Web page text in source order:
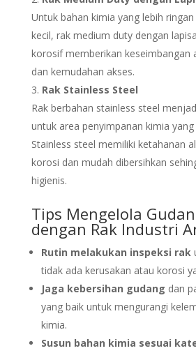
Untuk bahan kimia yang lebih
kecil, rak medium duty dengan
korosif memberikan keseimbangan
dan kemudahan akses.
Rak Stainless Steel
Rak berbahan stainless steel
untuk area penyimpanan kimia
Stainless steel memiliki ketahanan
korosi dan mudah dibersihkan
higienis.
Tips Mengelola
dengan Rak Industri
Rutin melakukan inspeksi rak
tidak ada kerusakan atau korosi
Jaga kebersihan gudang dan
yang baik untuk mengurangi
kimia.
Susun bahan kimia sesuai